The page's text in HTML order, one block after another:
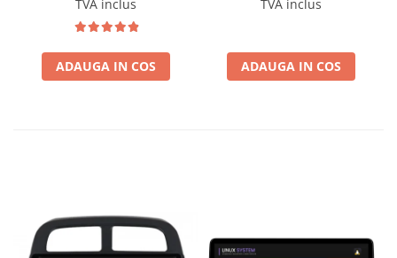
TVA inclus
ADAUGA IN COS
BGRKITBM004
TVA inclus
ADAUGA IN COS